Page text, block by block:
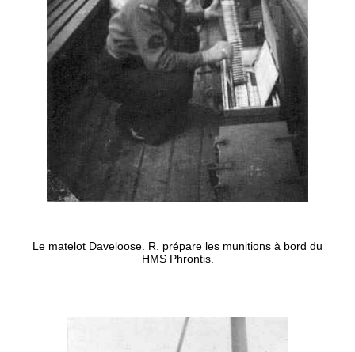
Le matelot Daveloose. R. prépare les munitions à bord du
HMS Phrontis.